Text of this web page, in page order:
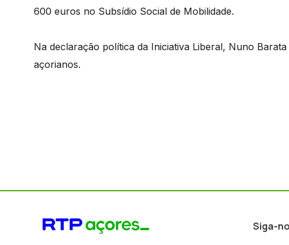
600 euros no Subsídio Social de Mobilidade.
Na declaração política da Iniciativa Liberal, Nuno
açorianos.
Siga-